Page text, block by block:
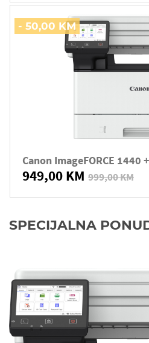
- 50,00 KM
Canon ImageFORCE 1440
949,00 KM 999,00 KM
SPECIJALNA